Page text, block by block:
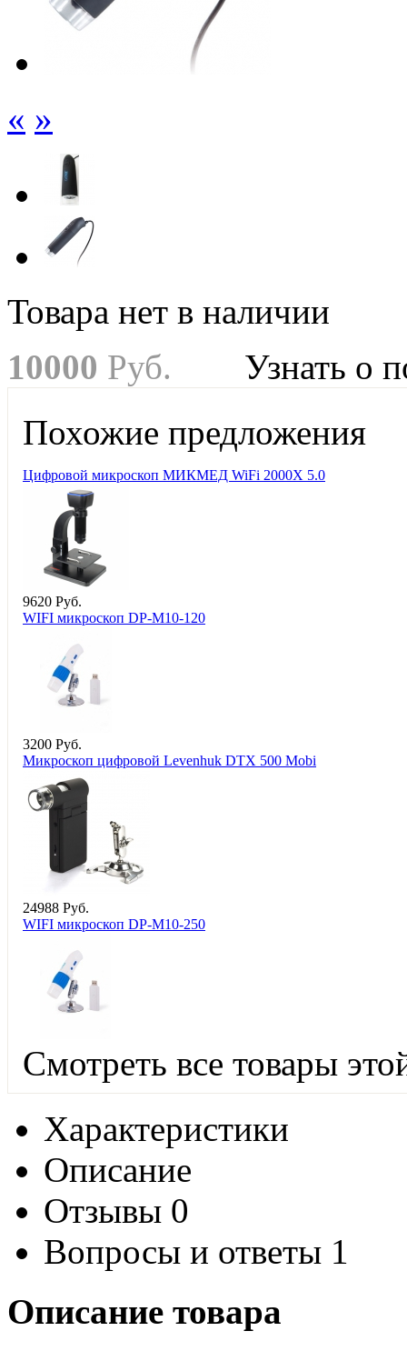
« »
Товара нет в наличии
10000 Руб.
Узнать о
Похожие предложения
Цифровой микроскоп МИКМЕД WiFi 2000Х 5.0
9620 Руб.
WIFI микроскоп DP-M10-120
3200 Руб.
Микроскоп цифровой Levenhuk DTX 500 Mobi
24988 Руб.
WIFI микроскоп DP-M10-250
Смотреть все товары
Характеристики
Описание
Отзывы 0
Вопросы и ответы 1
Описание товара